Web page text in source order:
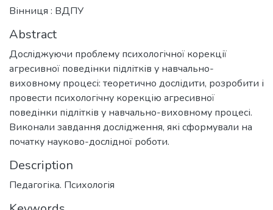
Вінниця : ВДПУ
Abstract
Досліджуючи проблему психологічної корекції
агресивної поведінки підлітків у навчально-
виховному процесі: теоретично дослідити, розробити і
провести психологічну корекцію агресивної
поведінки підлітків у навчально-виховному процесі.
Виконали завдання дослідження, які сформували на
початку науково-дослідної роботи.
Description
Педагогіка. Психологія